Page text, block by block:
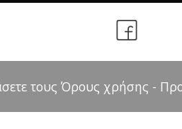
τους Όρους χρήσης -